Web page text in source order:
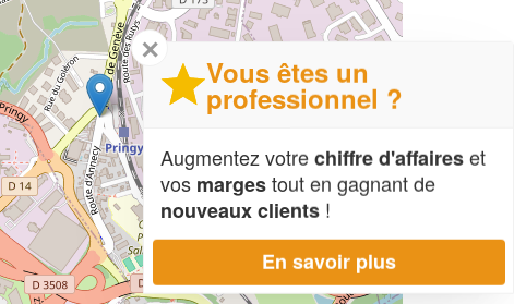
✕
Vous êtes un
professionnel ?
Augmentez votrechiffre d'affaireset
vos margestout en gagnant de
nouveaux clients !
En savoir plus